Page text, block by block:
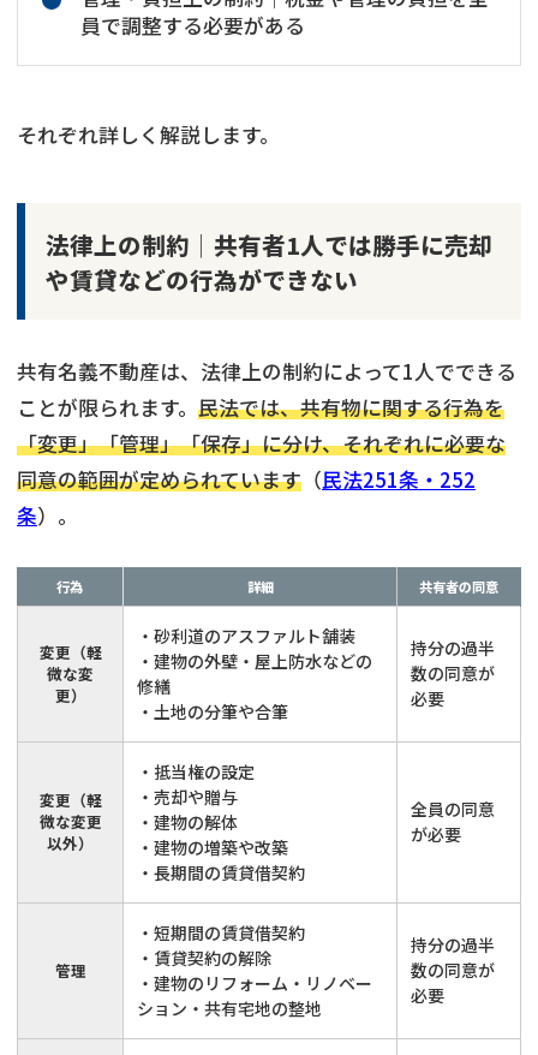
員で調整する必要がある
それぞれ詳しく解説します。
法律上の制約│共有者1人では勝手に売却
や賃貸などの行為ができない
共有名義不動産は、法律上の制約によって1人でできる
ことが限られます。 民法では、共有物に関する行為を
「変更」「管理」「保存」に分け、それぞれに必要な
同意の範囲が定められています （民法251条・252
条）。
行為 詳細 共有者の同意
変更（軽
微な変
更）
・砂利道のアスファルト舗装
・建物の外壁・屋上防水などの
修繕
・土地の分筆や合筆
持分の過半
数の同意が
必要
変更（軽
微な変更
以外）
・抵当権の設定
・売却や贈与
・建物の解体
・建物の増築や改築
・長期間の賃貸借契約
全員の同意
が必要
管理
・短期間の賃貸借契約
・賃貸契約の解除
・建物のリフォーム・リノベー
ション・共有宅地の整地
持分の過半
数の同意が
必要